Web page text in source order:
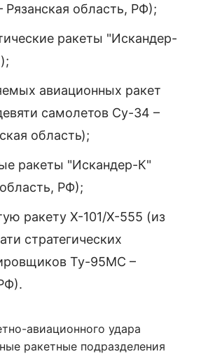
Рязанская область, РФ);
ракеты "Искандер-
авиационных ракет
самолетов Су-34 –
область);
ракеты "Искандер-К"
РФ);
ракету Х-101/Х-555 (из
стратегических
Ту-95МС –
авиационного удара
ракетные подразделения